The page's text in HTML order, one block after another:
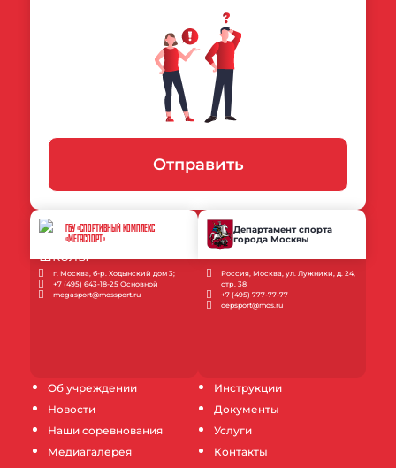
Об учреждении
Новости
Наши соревнования
Медиагалерея
Инструкции
Документы
Услуги
Контакты
Отправить
ГБУ «СПОРТИВНЫЙ КОМПЛЕКС
«МЕГАСПОРТ»
г. Москва, б-р. Ходынский дом 3;
+7 (495) 643-18-25 Основной
megasport@mossport.ru
Департамент спорта
города Москвы
Россия, Москва, ул. Лужники, д. 24,
стр. 38
+7 (495) 777-77-77
depsport@mos.ru